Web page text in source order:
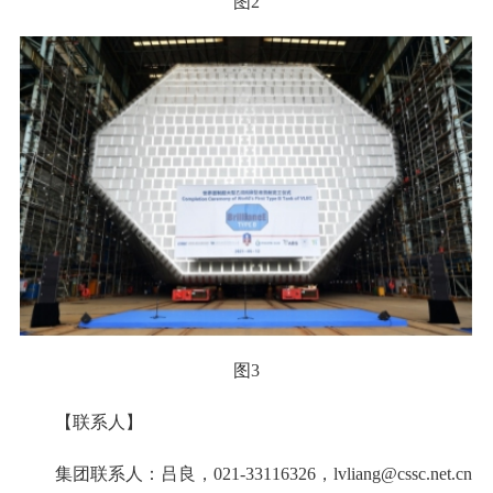
图3
【联系人】
集团联系人：吕良，021-33116326，lvliang@cssc.net.cn